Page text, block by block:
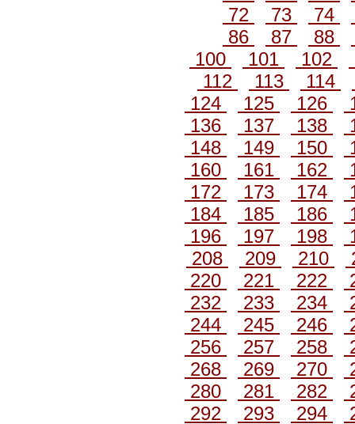
72
73 74
86
87 88
100
101 102
112
113 114
124
125 126
136
137 138
148
149 150
160
161 162
172
173 174
184
185 186
196
197 198
208
209 210
220
221 222
232
233 234
244
245 246
256
257 258
268
269 270
280
281 282
292
293 294